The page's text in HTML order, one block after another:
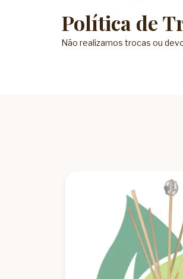
Política de
Não realizamos trocas ou